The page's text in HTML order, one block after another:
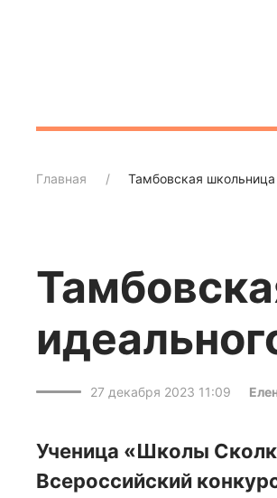
Главная Тамбовская школьница
27 декабря 2023 11:09
Ученица «Школы
Всероссийский